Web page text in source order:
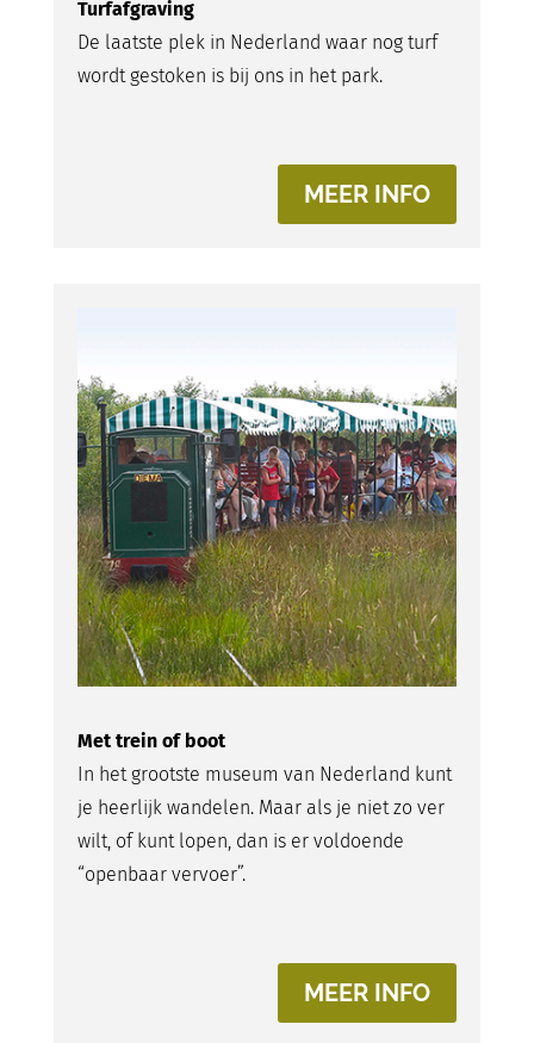
Turfafgraving
De laatste plek in Nederland waar nog turf
wordt gestoken is bij ons in het park.
MEER INFO
Met trein of boot
In het grootste museum van Nederland kunt
je heerlijk wandelen. Maar als je niet zo ver
wilt, of kunt lopen, dan is er voldoende
“openbaar vervoer”.
MEER INFO